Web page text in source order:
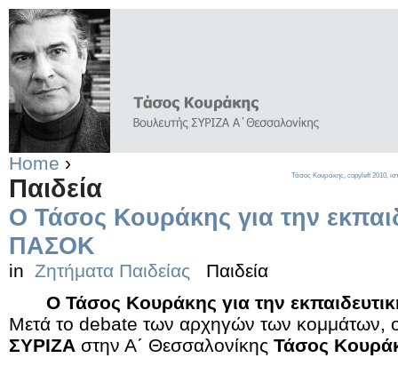
Home ›
Παιδεία
Ο Τάσος Κουράκης για την
ΠΑΣΟΚ
in Ζητήματα Παιδείας
Παιδεία
Ο Τάσος Κουράκης για την
Μετά το debate των αρχηγών των κομμάτων,
ΣΥΡΙΖΑ στην Α΄ Θεσσαλονίκης Τάσος
Τάσος Κουράκης, copyleft 2010,